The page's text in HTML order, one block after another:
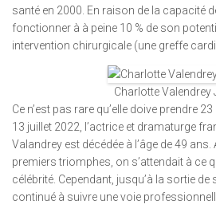
santé en 2000. En raison de la capacité
fonctionner à à peine 10 % de son
intervention chirurgicale (une greffe
Charlotte Valendrey
Ce n’est pas rare qu’elle doive prendre
13 juillet 2022, l’actrice et dramaturge
Valandrey est décédée à l’âge de 49
premiers triomphes, on s’attendait à ce
célébrité. Cependant, jusqu’à la sortie de
continué à suivre une voie